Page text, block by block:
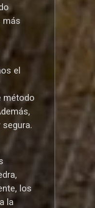
más
el
método
los
la